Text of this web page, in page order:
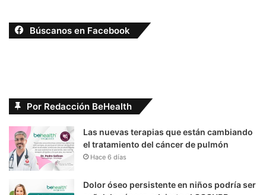
Búscanos en Facebook
Por Redacción BeHealth
Las nuevas terapias que están cambiando
el tratamiento del cáncer de pulmón
Hace 6 días
Dolor óseo persistente en niños podría ser